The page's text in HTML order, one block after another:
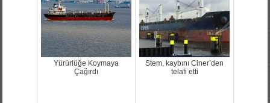
Yürürlüğe Koymaya
Çağırdı
Stem, kaybını Ciner’den
telafi etti